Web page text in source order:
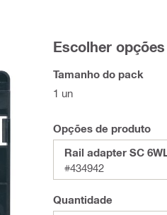
Escolher opções
Tamanho do pack
1 un
Opções de produto
Rail adapter SC
#434942
Quantidade